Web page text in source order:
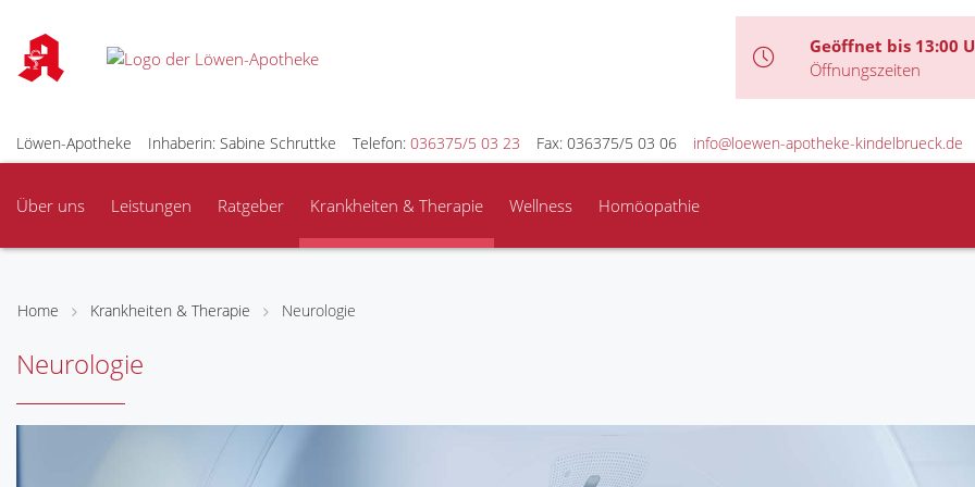
Geöffnet bis 13:00
Öffnungszeiten
Löwen-Apotheke Inhaberin: Sabine Schruttke Telefon: 036375/5 03 23 Fax: 036375/5 03 06 info@loewen-apotheke-kindelbrueck.de
Über uns Leistungen Ratgeber Krankheiten & Therapie Wellness Homöopathie
Home Krankheiten & Therapie Neurologie
Neurologie